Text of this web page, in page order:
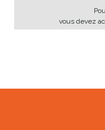
vous devez